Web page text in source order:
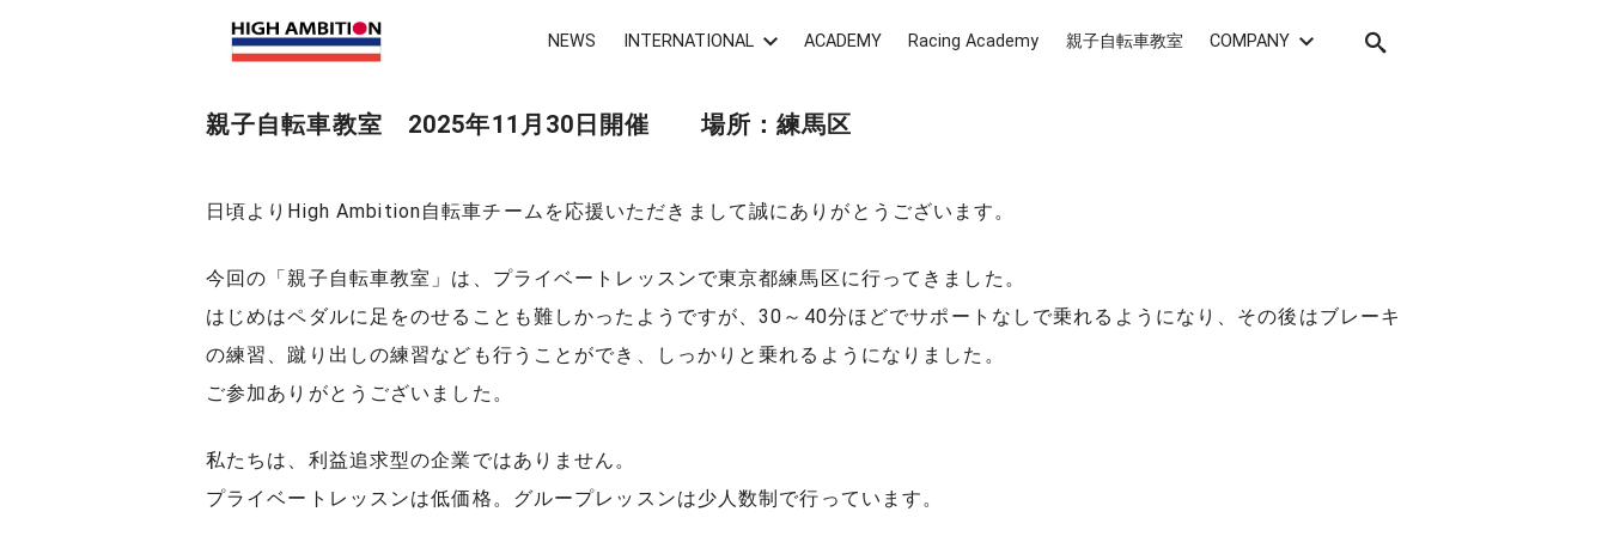
NEWS INTERNATIONAL ACADEMY Racing Academy 親子自転車教室 COMPANY
親子自転車教室 2025年11月30日開催 場所：練馬区
日頃よりHigh Ambition自転車チームを応援いただきまして誠にありがとうございます。
今回の「親子自転車教室」は、プライベートレッスンで東京都練馬区に行ってきました。
はじめはペダルに足をのせることも難しかったようですが、30～40分ほどでサポートなしで乗れるようになり、その後はブレーキ
の練習、蹴り出しの練習なども行うことができ、しっかりと乗れるようになりました。
ご参加ありがとうございました。
私たちは、利益追求型の企業ではありません。
プライベートレッスンは低価格。グループレッスンは少人数制で行っています。